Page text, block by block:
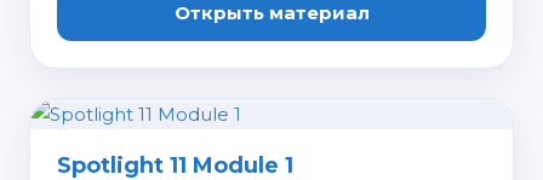
Открыть материал
Spotlight 11 Module 1